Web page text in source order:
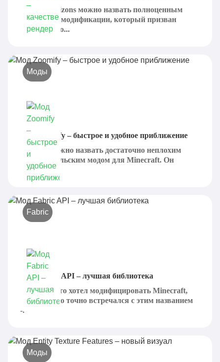
Distant Horizons можно назвать полноценным
вариантом модификации, который призван
значительно...
Моды
Мод Zoomify – быстрое и удобное приближение
Zoomify можно назвать достаточно неплохим
пользовательским модом для Minecraft. Он
призван...
Fabric
Мод Fabric API – лучшая библиотека
Каждый, кто хотел модифицировать Minecraft,
определенно точно встречался с этим названием
-...
Моды